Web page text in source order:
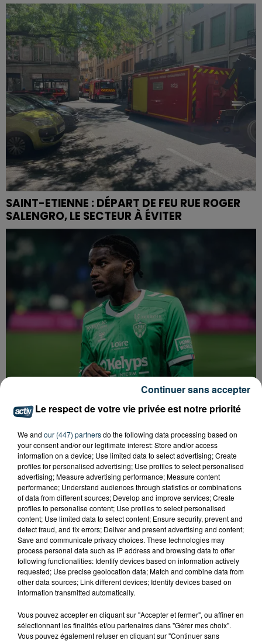
SAINT-ETIENNE : DÉPART DE FEU RUE ROGER
SALENGRO, LE SECTEUR À ÉVITER
ASSE : UN COMMUNIQUÉ COMMUN POUR
DEMANDER LE DÉPART DE PIERRE EKWAH
Le respect de votre vie privée est notre priorité
We and our (447) partnersdo the following data processing based on
your consent and/or our legitimate interest: Store and/or access
information on a device; Use limited data to select advertising; Create
profiles for personalised advertising; Use profiles to select personalised
advertising; Measure advertising performance; Measure content
performance; Understand audiences through statistics or combinations
of data from different sources; Develop and improve services; Create
profiles to personalise content; Use profiles to select personalised
content; Use limited data to select content; Ensure security, prevent and
detect fraud, and fix errors; Deliver and present advertising and content;
Save and communicate privacy choices. These technologies may
process personal data such as IP address and browsing data to offer
following functionalities: Identify devices based on information actively
requested; Use precise geolocation data; Match and combine data from
other data sources; Link different devices; Identify devices based on
information transmitted automatically.
Vous pouvez accepter en cliquant sur "Accepter et fermer", ou affiner en
sélectionnant les finalités et/ou partenaires dans "Gérer mes choix".
Vous pouvez également refuser en cliquant sur "Continuer sans
Continuer sans accepter